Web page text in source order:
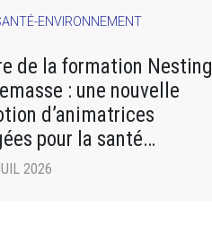
ENVIRONNEMENT
de la formation Nesting
: une nouvelle
d’animatrices
pour la santé
2026